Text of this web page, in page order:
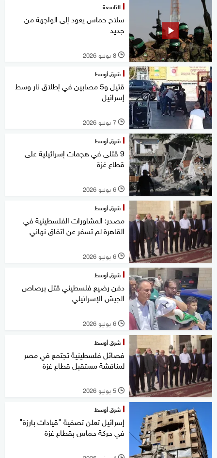
التاسعة
سلاح حماس يعود إلى الواجهة من
جديد
l 8 يونيو 2026
شرق أوسط
قتيل و5 مصابين في إطلاق نار وسط
إسرائيل
l 7 يونيو 2026
شرق أوسط
9 قتلى في هجمات إسرائيلية على
قطاع غزة
l 6 يونيو 2026
شرق أوسط
مصدر: المشاورات الفلسطينية في
القاهرة لم تسفر عن اتفاق نهائي
l 6 يونيو 2026
شرق أوسط
دفن رضيع فلسطيني قتل برصاص
الجيش الإسرائيلي
l 6 يونيو 2026
شرق أوسط
فصائل فلسطينية تجتمع في مصر
لمناقشة مستقبل قطاع غزة
l 5 يونيو 2026
شرق أوسط
إسرائيل تعلن تصفية "قيادات بارزة"
في حركة حماس بقطاع غزة